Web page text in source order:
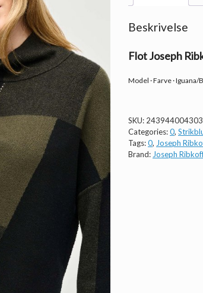
Beskrivelse
Flot Joseph
Model · Farve · Iguana/
SKU: 243944004303
Categories:0,
Tags:0, Joseph
Brand: Joseph